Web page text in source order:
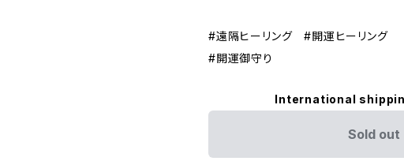
#遠隔ヒーリング #開運ヒーリング
#開運御守り
International
Sold out